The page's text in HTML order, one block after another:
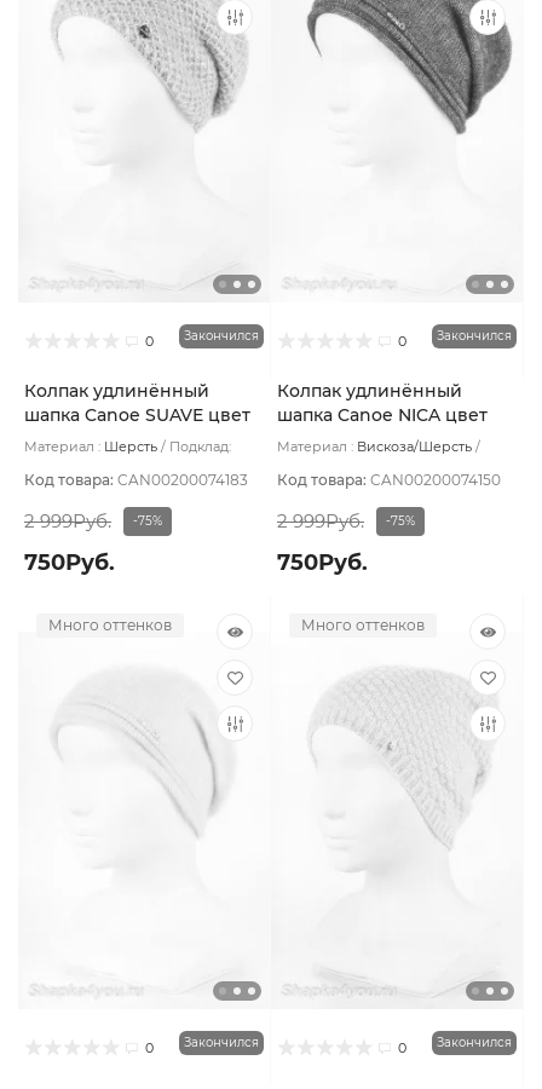
0 Закончился
Колпак удлинённый
шапка Canoe SUAVE цвет
Голубой светлый
Материал : Шерсть
Подклад:
Код товара: CAN00200074183
2 999Руб. -75%
750Руб.
0 Закончился
Колпак удлинённый
шапка Canoe NICA цвет
Сине-голубой
Материал : Вискоза/Шерсть
Код товара: CAN00200074150
2 999Руб. -75%
750Руб.
Много оттенков
0 Закончился
Много оттенков
0 Закончился